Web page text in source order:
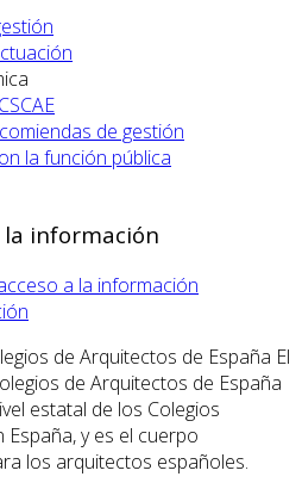
de gestión
la función pública
la información
a la información
El
de Arquitectos de España
estatal de los Colegios
y es el cuerpo
los arquitectos españoles.